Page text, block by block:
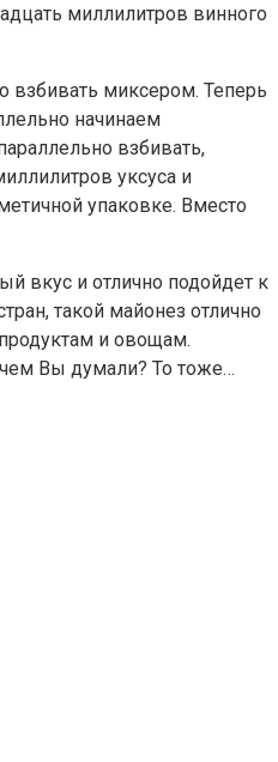
миллилитров винного
взбивать миксером. Теперь
начинаем
взбивать,
уксуса и
упаковке. Вместо
вкус и отлично подойдет к
такой майонез отлично
и овощам.
Вы думали? То тоже…